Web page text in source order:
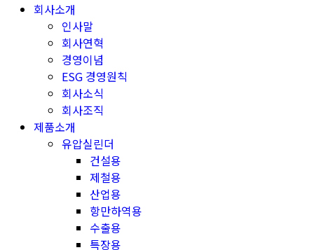
회사소개
인사말
회사연혁
경영이념
ESG 경영원칙
회사소식
회사조직
제품소개
유압실린더
건설용
제철용
산업용
항만하역용
수출용
특장용